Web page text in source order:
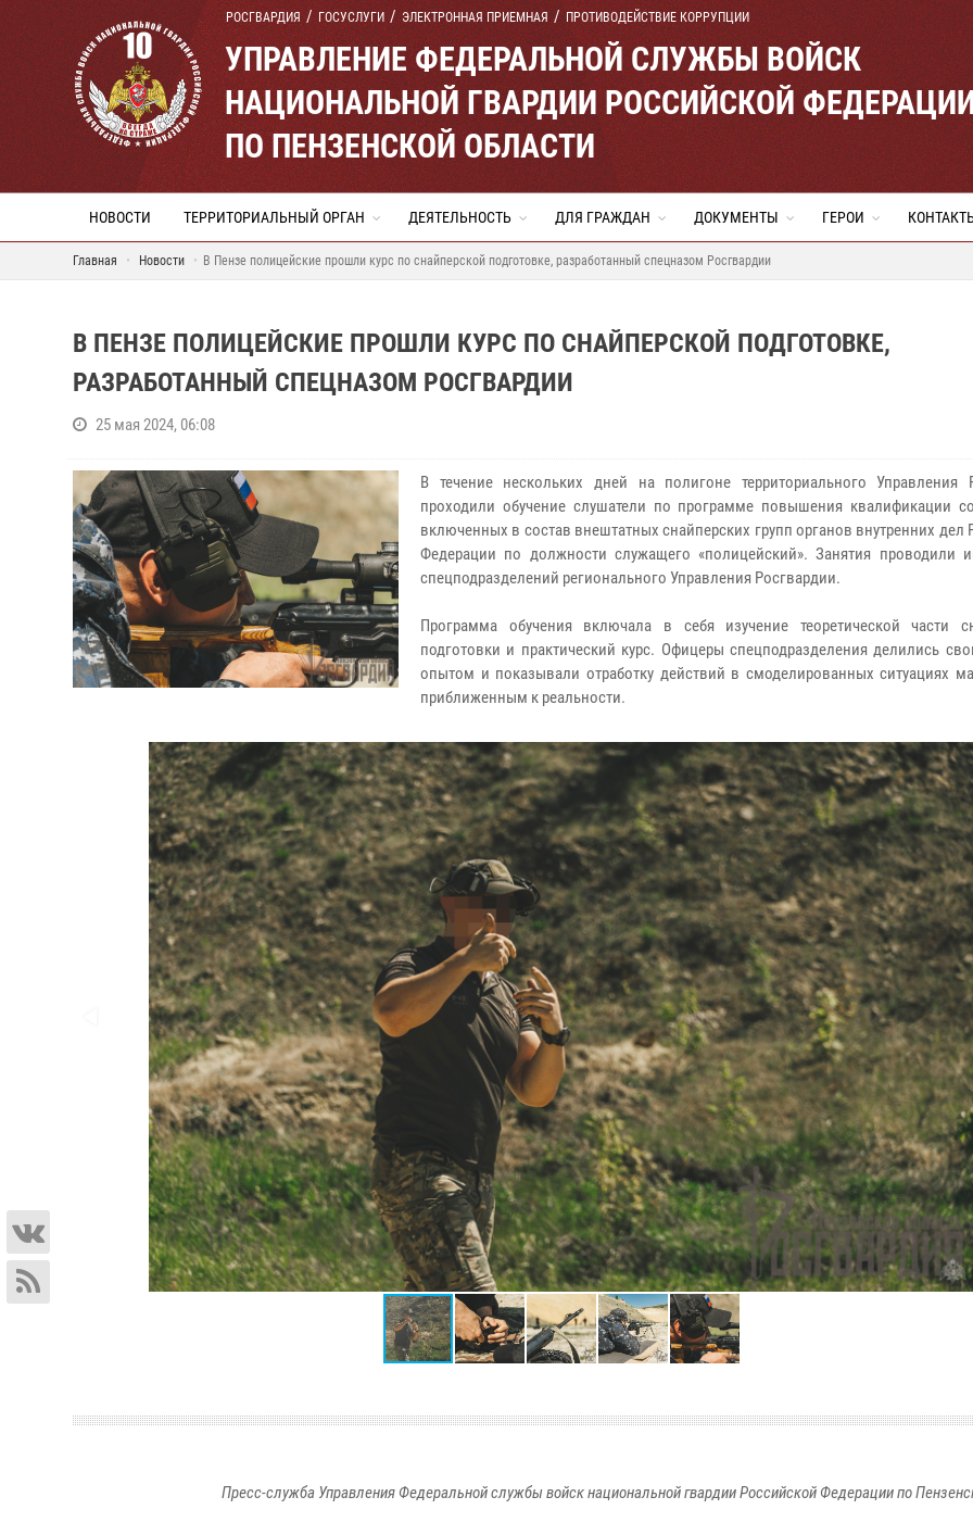
РОСГВАРДИЯ ГОСУСЛУГИ ЭЛЕКТРОННАЯ ПРИЕМНАЯ ПРОТИВОДЕЙСТВИЕ КОРРУПЦИИ
УПРАВЛЕНИЕ ФЕДЕРАЛЬНОЙ СЛУЖБЫ ВОЙСК
НАЦИОНАЛЬНОЙ ГВАРДИИ РОССИЙСКОЙ
ПО ПЕНЗЕНСКОЙ ОБЛАСТИ
НОВОСТИ ТЕРРИТОРИАЛЬНЫЙ ОРГАН ДЕЯТЕЛЬНОСТЬ ДЛЯ ГРАЖДАН ДОКУМЕНТЫ ГЕРОИ
Главная Новости В Пензе полицейские прошли курс по снайперской подготовке, разработанный спецназом Росгвардии
В ПЕНЗЕ ПОЛИЦЕЙСКИЕ ПРОШЛИ КУРС ПО СНАЙПЕРСКОЙ ПОДГОТОВКЕ,
РАЗРАБОТАННЫЙ СПЕЦНАЗОМ РОСГВАРДИИ
25 мая 2024, 06:08
В течение нескольких дней на полигоне территориального Управления
проходили обучение слушатели по программе повышения квалификации
включенных в состав внештатных снайперских групп органов внутренних дел
Федерации по должности служащего «полицейский». Занятия проводили
спецподразделений регионального Управления Росгвардии.
Программа обучения включала в себя изучение теоретической части
подготовки и практический курс. Офицеры спецподразделения делились
опытом и показывали отработку действий в смоделированных ситуациях
приближенным к реальности.
Пресс-служба Управления Федеральной службы войск национальной гвардии Российской Федерации по